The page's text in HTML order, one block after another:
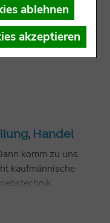
Handel
komm zu uns.
kaufmännische
ablehnen
akzeptieren